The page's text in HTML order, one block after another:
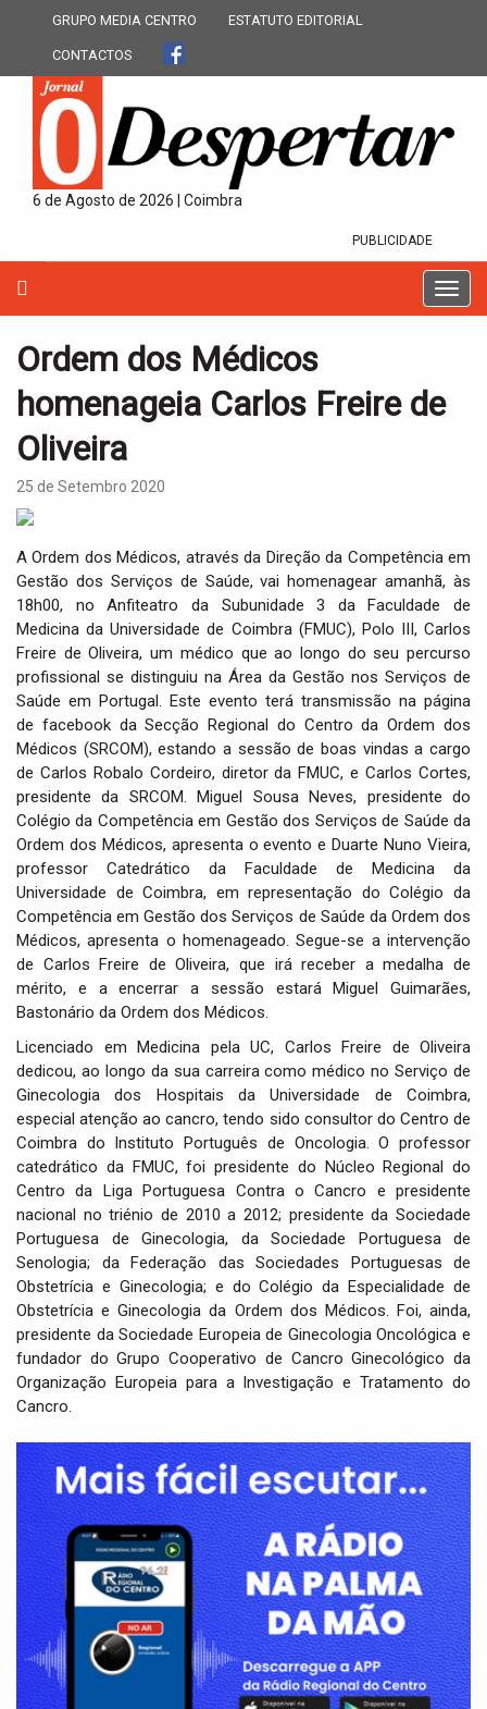
GRUPO MEDIA CENTRO ESTATUTO EDITORIAL
CONTACTOS
6 de Agosto de 2026 | Coimbra
PUBLICIDADE
T
o
e
t
o
n
Ordem dos Médicos
homenageia Carlos Freire de
Oliveira
25 de Setembro 2020
A Ordem dos Médicos, através da Direção da Competência em
Gestão dos Serviços de Saúde, vai homenagear amanhã, às
18h00, no Anfiteatro da Subunidade 3 da Faculdade de
Medicina da Universidade de Coimbra (FMUC), Polo III, Carlos
Freire de Oliveira, um médico que ao longo do seu percurso
profissional se distinguiu na Área da Gestão nos Serviços de
Saúde em Portugal. Este evento terá transmissão na página
de facebook da Secção Regional do Centro da Ordem dos
Médicos (SRCOM), estando a sessão de boas vindas a cargo
de Carlos Robalo Cordeiro, diretor da FMUC, e Carlos Cortes,
presidente da SRCOM. Miguel Sousa Neves, presidente do
Colégio da Competência em Gestão dos Serviços de Saúde da
Ordem dos Médicos, apresenta o evento e Duarte Nuno Vieira,
professor Catedrático da Faculdade de Medicina da
Universidade de Coimbra, em representação do Colégio da
Competência em Gestão dos Serviços de Saúde da Ordem dos
Médicos, apresenta o homenageado. Segue-se a intervenção
de Carlos Freire de Oliveira, que irá receber a medalha de
mérito, e a encerrar a sessão estará Miguel Guimarães,
Bastonário da Ordem dos Médicos.
Licenciado em Medicina pela UC, Carlos Freire de Oliveira
dedicou, ao longo da sua carreira como médico no Serviço de
Ginecologia dos Hospitais da Universidade de Coimbra,
especial atenção ao cancro, tendo sido consultor do Centro de
Coimbra do Instituto Português de Oncologia. O professor
catedrático da FMUC, foi presidente do Núcleo Regional do
Centro da Liga Portuguesa Contra o Cancro e presidente
nacional no triénio de 2010 a 2012; presidente da Sociedade
Portuguesa de Ginecologia, da Sociedade Portuguesa de
Senologia; da Federação das Sociedades Portuguesas de
Obstetrícia e Ginecologia; e do Colégio da Especialidade de
Obstetrícia e Ginecologia da Ordem dos Médicos. Foi, ainda,
presidente da Sociedade Europeia de Ginecologia Oncológica e
fundador do Grupo Cooperativo de Cancro Ginecológico da
Organização Europeia para a Investigação e Tratamento do
Cancro.